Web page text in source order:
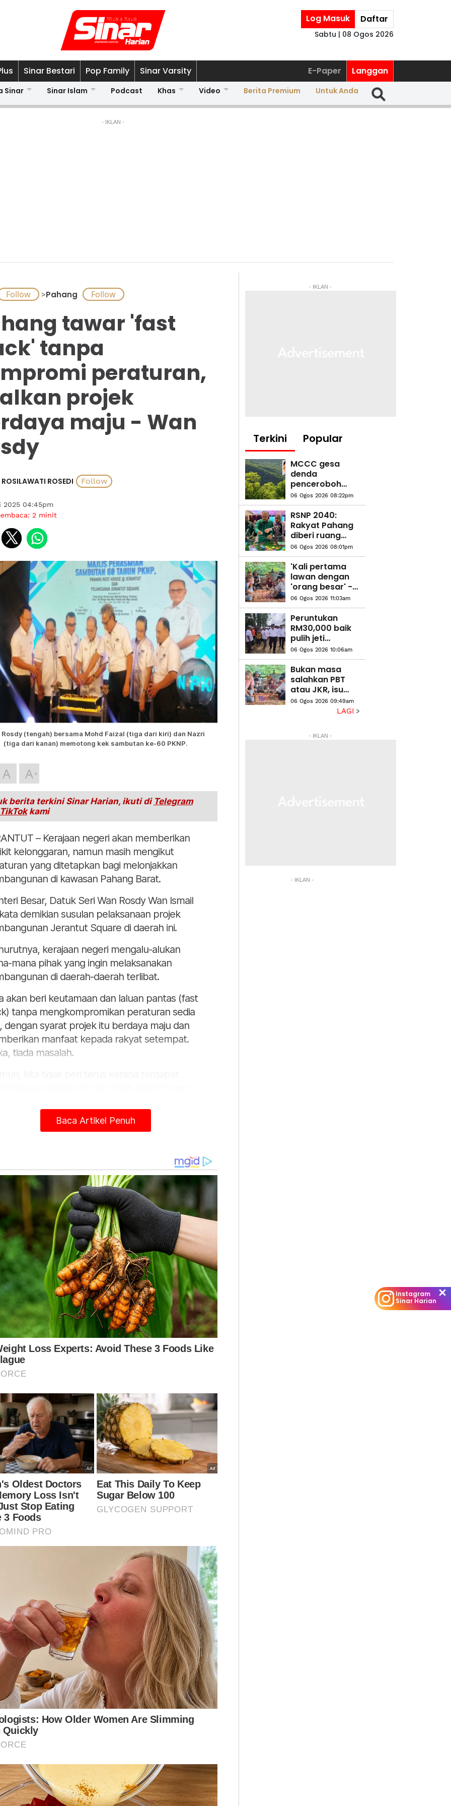
Log Masuk Daftar
Sabtu | 08 Ogos 2026
Sinar Bestari Pop Family Sinar Varsity E-Paper Langgan
Sinar Sinar Islam Podcast Khas Video Berita Premium Untuk Anda
- IKLAN -
>Pahang
tawar 'fast
tanpa
peraturan,
projek
maju - Wan
ROSILAWATI ROSEDI
2025 04:45pm
2 minit
Rosdy (tengah) bersama Mohd Faizal (tiga dari kiri) dan Nazri
(tiga dari kanan) memotong kek sambutan ke-60 PKNP.
A A
berita terkini Sinar Harian, ikuti di Telegram
TikTokkami
– Kerajaan negeri akan memberikan
kelonggaran, namun masih mengikut
yang ditetapkan bagi melonjakkan
di kawasan Pahang Barat.
Besar, Datuk Seri Wan Rosdy Wan Ismail
demikian susulan pelaksanaan projek
Jerantut Square di daerah ini.
kerajaan negeri mengalu-alukan
mana pihak yang ingin melaksanakan
di daerah-daerah terlibat.
akan beri keutamaan dan laluan pantas (fast
tanpa mengkompromikan peraturan sedia
dengan syarat projek itu berdaya maju dan
manfaat kepada rakyat setempat.
tiada masalah.
berkata demikian kepada pemberita selepas
serta pelancaran Jerantut Square di sini
Selasa.
hadir, Setiausaha Kerajaan Pahang, Datuk
Abu Bakar dan Ketua Pegawai Eksekutif
Datuk Mohd Faizal Jaafar.
beliau, projek Jerantut Square yang
RM130 juta merupakan usaha sama antara
dan Kumpulan Jaya Depan Sdn Bhd, dan
siap pada suku keempat tahun depan.
dijangka mewujudkan lebih 1,000 pekerjaan
langsung dan 5,000 pekerjaan secara tidak
dalam sektor pelancongan, perkhidmatan
peruncitan.
Berkaitan:
Wan Rosdy alu-alukan anak Pahang kembali tabur
PRK Ayer Kuning: Tindakan PN guna gambar tanpa izin
Tindakan MP Raub bersifat individu, tidak wakili parti -
yakin, apabila siap kelak, Jerantut Square
menjadi pemangkin pertumbuhan ekonomi
merancakkan aktiviti perniagaan dan
meningkatkan taraf sosioekonomi
di daerah Jerantut dan kawasan
katanya lagi.
Baca Artikel Penuh
- IKLAN -
Terkini Popular
MCCC gesa
denda
penceroboh
tanah dinaikkan
RM20 juta
06 Ogos 2026 08:22pm
RSNP 2040:
Rakyat Pahang
diberi ruang
kemuka
pandangan,
cadangan hala
tuju
pembangunan
negeri
06 Ogos 2026 08:01pm
'Kali pertama
lawan dengan
'orang besar' -
Pesara polis
teruja main dam
dengan MB
Pahang
06 Ogos 2026 11:03am
Peruntukan
RM30,000 baik
pulih jeti
nelayan Sungai
Belat - Wan
Rosdy
06 Ogos 2026 10:06am
Bukan masa
salahkan PBT
atau JKR, isu
pokok tumbang
Rosdy
06 Ogos 2026 09:49am
LAGI
- IKLAN -
- IKLAN -
Instagram
Sinar Harian